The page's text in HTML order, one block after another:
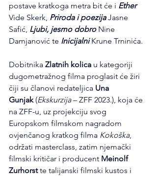
postave kratkoga metra bit će i Ether
Vide Skerk, Priroda i poezija Jasne
Safić, Ljubi, jesmo dobro Nine
Damjanović te Inicijalni Krune Trninića.
Dobitnika Zlatnih kolica u kategoriji
dugometražnog filma proglasit će žiri
čiji su članovi redateljica Una
Gunjak (Ekskurzija – ZFF 2023.), koja će
na ZFF-u, uz projekciju svog
Europskom filmskom nagradom
ovjenčanog kratkog filma Kokoška,
održati masterclass, zatim njemački
filmski kritičar i producent Meinolf
Zurhorst te talijanski filmski kustos i